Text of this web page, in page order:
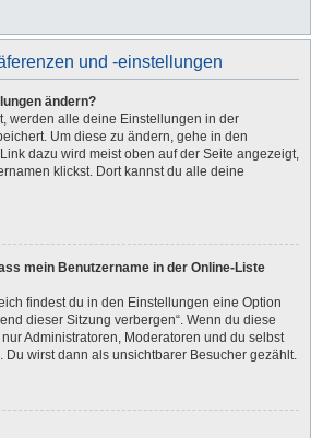
und -einstellungen
ändern?
werden alle deine Einstellungen in der
Um diese zu ändern, gehe in den
dazu wird meist oben auf der Seite angezeigt,
klickst. Dort kannst du alle deine
mein Benutzername in der Online-Liste
findest du in den Einstellungen eine Option
dieser Sitzung verbergen“. Wenn du diese
Administratoren, Moderatoren und du selbst
Du wirst dann als unsichtbarer Besucher gezählt.